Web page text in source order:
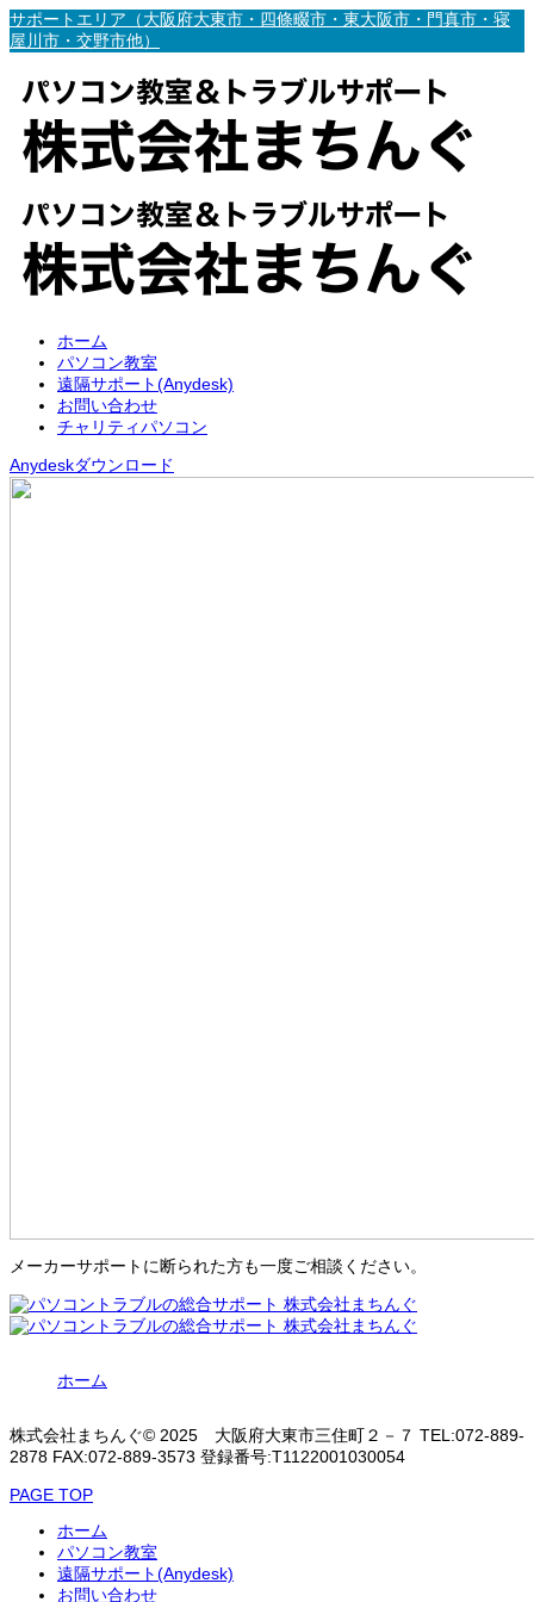
サポートエリア（大阪府大東市・四條畷市・東大阪市・門真市・寝
屋川市・交野市他）
ホーム
パソコン教室
遠隔サポート(Anydesk)
お問い合わせ
チャリティパソコン
Anydeskダウンロード
メーカーサポートに断られた方も一度ご相談ください。
ホーム
株式会社まちんぐ© 2025 大阪府大東市三住町２－７ TEL:072-889-
2878 FAX:072-889-3573 登録番号:T1122001030054
PAGE TOP
ホーム
パソコン教室
遠隔サポート(Anydesk)
お問い合わせ